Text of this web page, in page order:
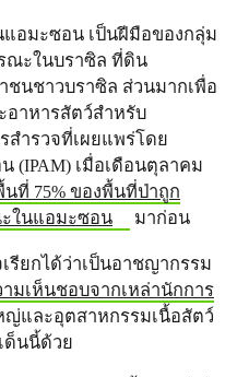
อมะซอน เป็นฝีมือของกลุ่ม
ณะในบราซิล ที่ดิน
นชาวบราซิล ส่วนมากเพื่อ
อาหารสัตว์สำหรับ
สำรวจที่เผยแพร่โดย
(IPAM) เมื่อเดือนตุลาคม
ที่ 75% ของพื้นที่ป่าถูก
ในแอมะซอน
มาก่อน
รียกได้ว่าเป็นอาชญากรรม
มเห็นชอบจากเหล่านักการ
และอุตสาหกรรมเนื้อสัตว์
ด็นนี้ด้วย